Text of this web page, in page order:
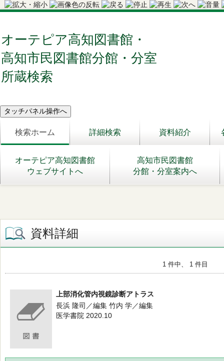
オーテピア高知図書館・
高知市民図書館分館・分室
所蔵検索
検索ホーム 詳細検索 資料紹介
オーテピア高知図書館
ウェブサイトへ
高知市民図書館
分館・分室案内へ
資料詳細
1 件中、 1 件目
上部消化管内視鏡診断アトラス
長浜 隆司／編集 竹内 学／編集
医学書院 2020.10